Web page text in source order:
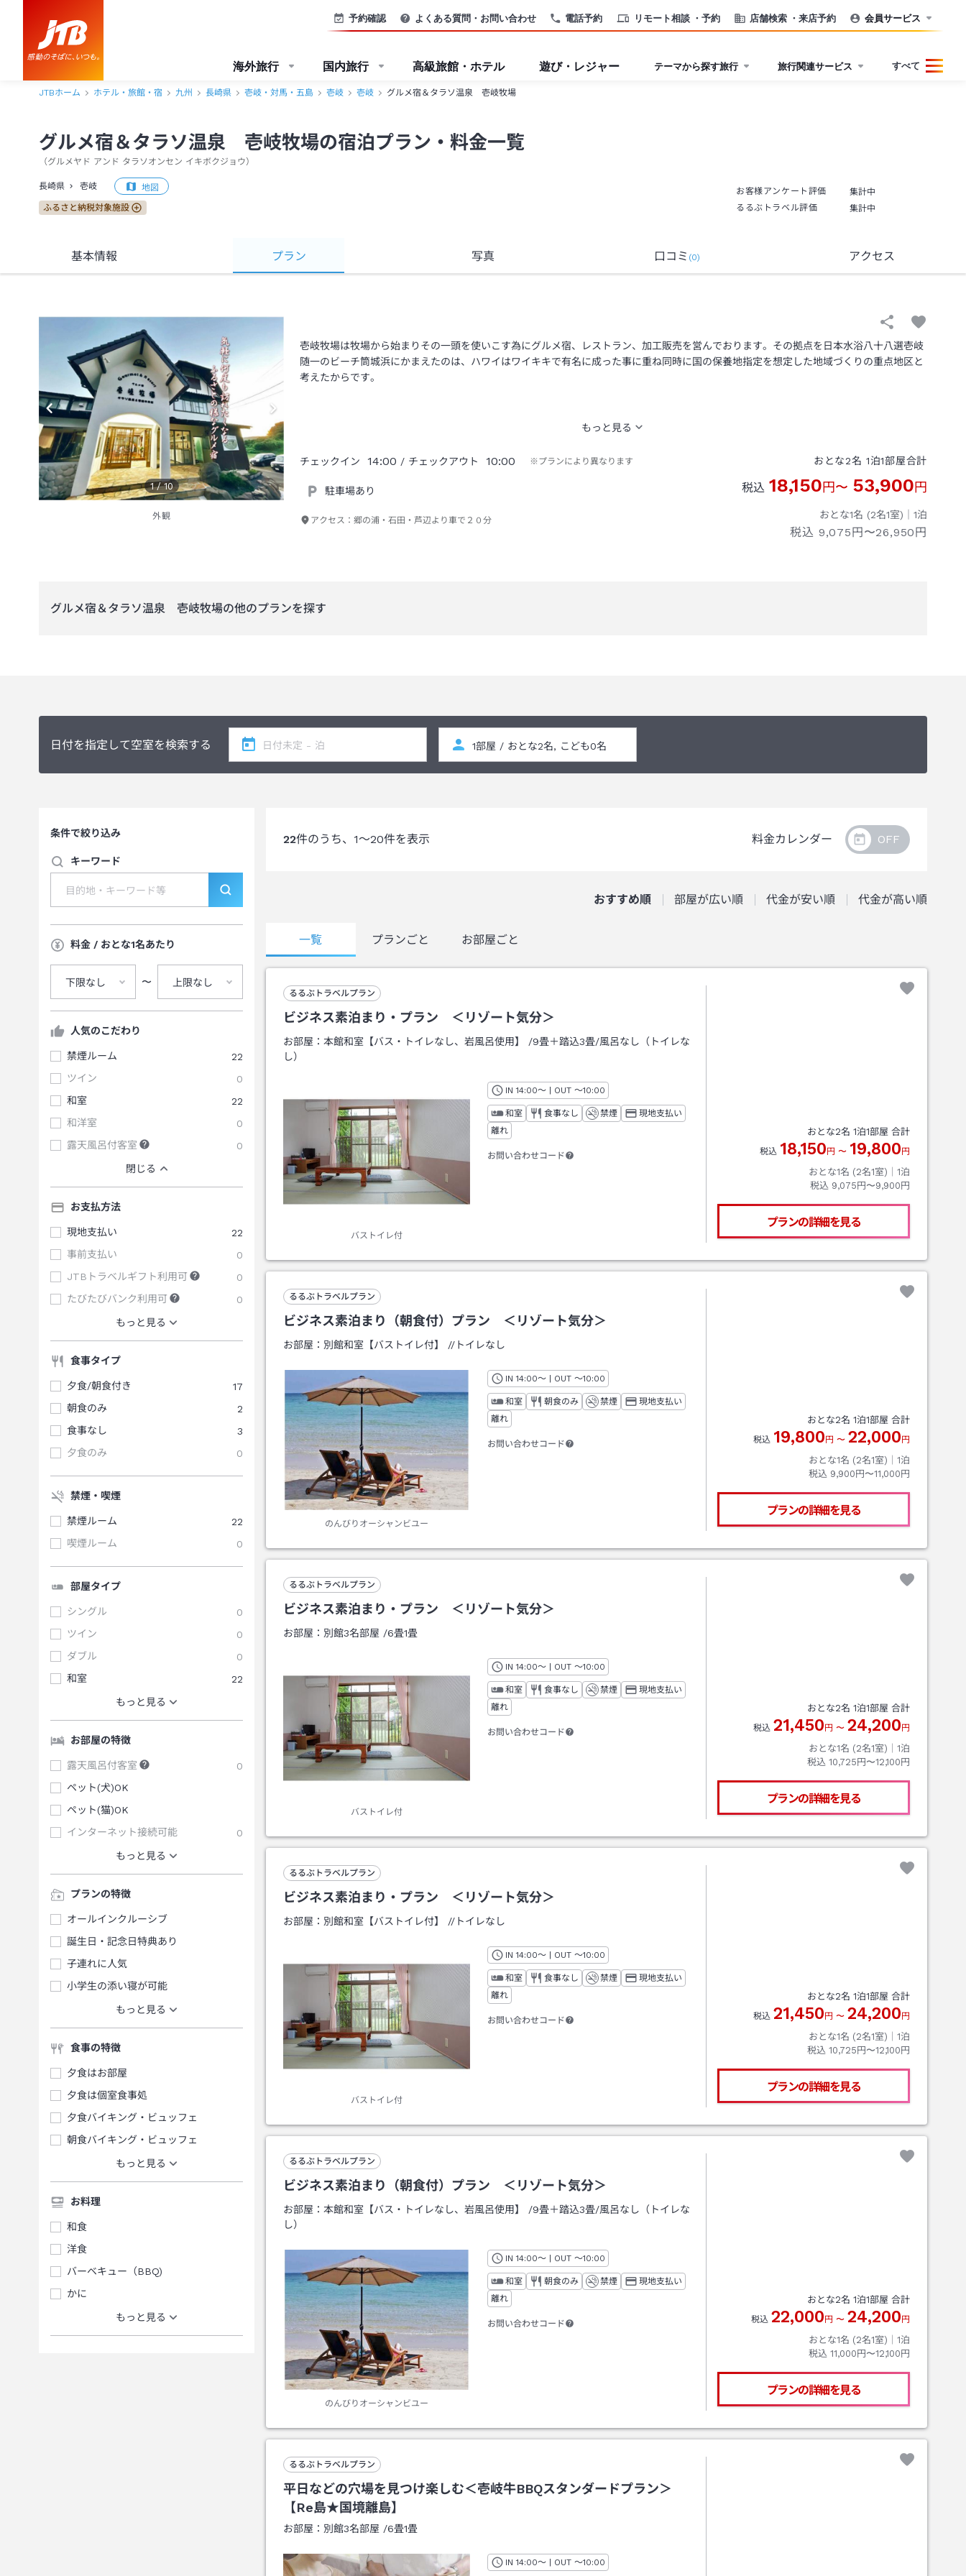
電話予約 リモート相談 ・予約 店舗検索 ・来店予約
予約確認 よくある質問・お問い合わせ 会員サービス
海外旅行 国内旅行 高級旅館・ホテル 遊び・レジャー テーマから探す旅行 旅行関連サービス すべて
JTBホーム ホテル・旅館・宿 九州 長崎県 壱岐・対馬・五島 壱岐 壱岐 グルメ宿＆タラソ温泉 壱岐牧場
グルメ宿＆タラソ温泉 壱岐牧場の宿泊プラン・料金一覧
（グルメヤド アンド タラソオンセン イキボクジョウ）
長崎県 壱岐 地図
ふるさと納税対象施設
お客様アンケート評価
集計中
るるぶトラベル評価
集計中
基本情報 プラン 写真 口コミ (0) アクセス
1 /10
外観
壱岐牧場は牧場から始まりその一頭を使いこす為にグルメ宿、レストラン、加工販売を営んでおります。その拠点を日本水浴八十八選壱岐
随一のビーチ筒城浜にかまえたのは、ハワイはワイキキで有名に成った事に重ね同時に国の保養地指定を想定した地域づくりの重点地区と
考えたからです。
チェックイン 14:00 / チェックアウト 10:00 ※プランにより異なります
駐車場あり
アクセス：郷の浦・石田・芦辺より車で２０分
おとな2名 1泊1部屋合計
税込 18,150円〜 53,900円
おとな1名 (2名1室)｜ 1泊
税込 9,075円〜26,950円
グルメ宿＆タラソ温泉 壱岐牧場の他のプランを探す
日付を指定して空室を検索する
条件で絞り込み
キーワード
料金 / おとな1名あたり
下限なし 〜 上限なし
人気のこだわり
禁煙ルーム
22
ツイン
0
和室
22
和洋室
0
露天風呂付客室
0
閉じる
お支払方法
現地支払い
22
事前支払い
0
JTBトラベルギフト利用可
0
たびたびバンク利用可
0
もっと見る
食事タイプ
夕食/朝食付き
17
朝食のみ
2
食事なし
3
夕食のみ
0
禁煙・喫煙
禁煙ルーム
22
喫煙ルーム
0
部屋タイプ
シングル
0
ツイン
0
ダブル
0
和室
22
もっと見る
お部屋の特徴
露天風呂付客室
0
ペット(犬)OK
ペット(猫)OK
インターネット接続可能
0
もっと見る
プランの特徴
オールインクルーシブ
誕生日・記念日特典あり
子連れに人気
小学生の添い寝が可能
もっと見る
食事の特徴
夕食はお部屋
夕食は個室食事処
夕食バイキング・ビュッフェ
朝食バイキング・ビュッフェ
もっと見る
お料理
和食
洋食
バーベキュー（BBQ)
かに
もっと見る
22件のうち、 1～20件を表示 料金カレンダー
おすすめ順 部屋が広い順 代金が安い順 代金が高い順
一覧 プランごと お部屋ごと
るるぶトラベルプラン
ビジネス素泊まり・プラン ＜リゾート気分＞
お部屋： 本館和室【バス・トイレなし、岩風呂使用】 /9畳＋踏込3畳/風呂なし（トイレな
し）
バストイレ付
IN チェックイン
14:00～ | OUT チェックアウト
～10:00
和室 食事なし 禁煙
現地支払い
離れ
お問い合わせコード
おとな2名 1泊1部屋 合計
税込 18,150 円 〜 19,800 円
おとな1名 (2名1室)｜ 1泊
税込 9,075円〜9,900円
プランの詳細を見る
るるぶトラベルプラン
ビジネス素泊まり（朝食付）プラン ＜リゾート気分＞
お部屋： 別館和室【バストイレ付】 //トイレなし
のんびりオーシャンビユー
IN チェックイン
14:00～ | OUT チェックアウト
～10:00
和室 朝食のみ 禁煙
現地支払い
離れ
お問い合わせコード
おとな2名 1泊1部屋 合計
税込 19,800 円 〜 22,000 円
おとな1名 (2名1室)｜ 1泊
税込 9,900円〜11,000円
プランの詳細を見る
るるぶトラベルプラン
ビジネス素泊まり・プラン ＜リゾート気分＞
お部屋： 別館3名部屋 /6畳1畳
バストイレ付
IN チェックイン
14:00～ | OUT チェックアウト
～10:00
和室 食事なし 禁煙
現地支払い
離れ
お問い合わせコード
おとな2名 1泊1部屋 合計
税込 21,450 円 〜 24,200 円
おとな1名 (2名1室)｜ 1泊
税込 10,725円〜12,100円
プランの詳細を見る
るるぶトラベルプラン
ビジネス素泊まり・プラン ＜リゾート気分＞
お部屋： 別館和室【バストイレ付】 //トイレなし
バストイレ付
IN チェックイン
14:00～ | OUT チェックアウト
～10:00
和室 食事なし 禁煙
現地支払い
離れ
お問い合わせコード
おとな2名 1泊1部屋 合計
税込 21,450 円 〜 24,200 円
おとな1名 (2名1室)｜ 1泊
税込 10,725円〜12,100円
プランの詳細を見る
るるぶトラベルプラン
ビジネス素泊まり（朝食付）プラン ＜リゾート気分＞
お部屋： 本館和室【バス・トイレなし、岩風呂使用】 /9畳＋踏込3畳/風呂なし（トイレな
し）
のんびりオーシャンビユー
IN チェックイン
14:00～ | OUT チェックアウト
～10:00
和室 朝食のみ 禁煙
現地支払い
離れ
お問い合わせコード
おとな2名 1泊1部屋 合計
税込 22,000 円 〜 24,200 円
おとな1名 (2名1室)｜ 1泊
税込 11,000円〜12,100円
プランの詳細を見る
るるぶトラベルプラン
平日などの穴場を見つけ楽しむ＜壱岐牛BBQスタンダードプラン＞
【Re島★国境離島】
お部屋： 別館3名部屋 /6畳1畳
IN チェックイン
14:00～ | OUT チェックアウト
～10:00